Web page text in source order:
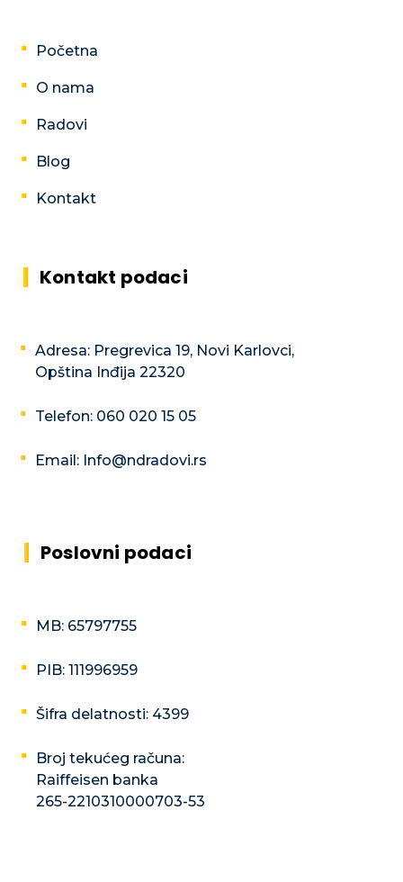
Početna
O nama
Radovi
Blog
Kontakt
Kontakt podaci
Adresa: Pregrevica 19, Novi Karlovci,
Opština Inđija 22320
Telefon: 060 020 15 05
Email: Info@ndradovi.rs
Poslovni podaci
MB: 65797755
PIB: 111996959
Šifra delatnosti: 4399
Broj tekućeg računa:
Raiffeisen banka
265-2210310000703-53